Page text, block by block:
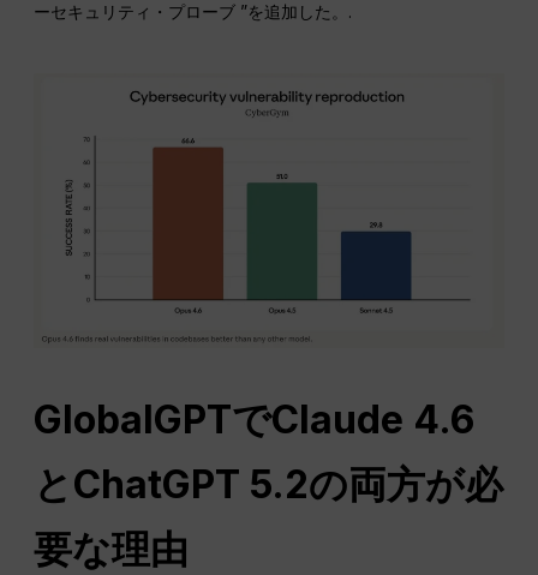
ーセキュリティ・プローブ ”を追加した。.
GlobalGPTでClaude 4.6
とChatGPT 5.2の両方が必
要な理由